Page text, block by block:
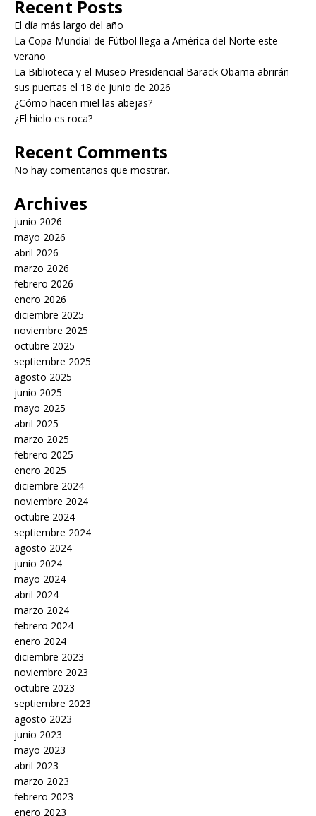
Recent Posts
El día más largo del año
La Copa Mundial de Fútbol llega a América del Norte este
verano
La Biblioteca y el Museo Presidencial Barack Obama abrirán
sus puertas el 18 de junio de 2026
¿Cómo hacen miel las abejas?
¿El hielo es roca?
Recent Comments
No hay comentarios que mostrar.
Archives
junio 2026
mayo 2026
abril 2026
marzo 2026
febrero 2026
enero 2026
diciembre 2025
noviembre 2025
octubre 2025
septiembre 2025
agosto 2025
junio 2025
mayo 2025
abril 2025
marzo 2025
febrero 2025
enero 2025
diciembre 2024
noviembre 2024
octubre 2024
septiembre 2024
agosto 2024
junio 2024
mayo 2024
abril 2024
marzo 2024
febrero 2024
enero 2024
diciembre 2023
noviembre 2023
octubre 2023
septiembre 2023
agosto 2023
junio 2023
mayo 2023
abril 2023
marzo 2023
febrero 2023
enero 2023